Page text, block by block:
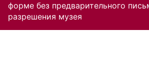
форме без предварительного
разрешения музея